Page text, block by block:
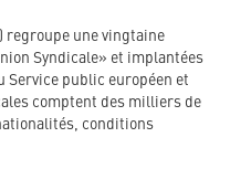
regroupe une vingtaine
Syndicale» et implantées
Service public européen et
comptent des milliers de
conditions